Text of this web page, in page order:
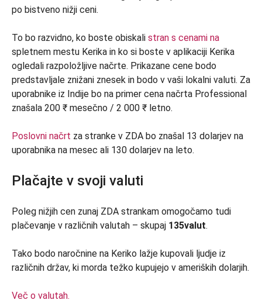
po bistveno nižji ceni.
To bo razvidno, ko boste obiskali stran s cenami na
spletnem mestu Kerika in ko si boste v aplikaciji Kerika
ogledali razpoložljive načrte. Prikazane cene bodo
predstavljale znižani znesek in bodo v vaši lokalni valuti. Za
uporabnike iz Indije bo na primer cena načrta Professional
znašala 200 ₹ mesečno / 2 000 ₹ letno.
Poslovni načrt za stranke v ZDA bo znašal 13 dolarjev na
uporabnika na mesec ali 130 dolarjev na leto.
Plačajte v svoji valuti
Poleg nižjih cen zunaj ZDA strankam omogočamo tudi
plačevanje v različnih valutah – skupaj 135valut.
Tako bodo naročnine na Keriko lažje kupovali ljudje iz
različnih držav, ki morda težko kupujejo v ameriških dolarjih.
Več o valutah.